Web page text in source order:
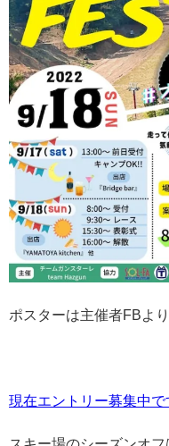
ポスターは主催者FBより
現在エントリー募集中で
スキー場のシーズンオ